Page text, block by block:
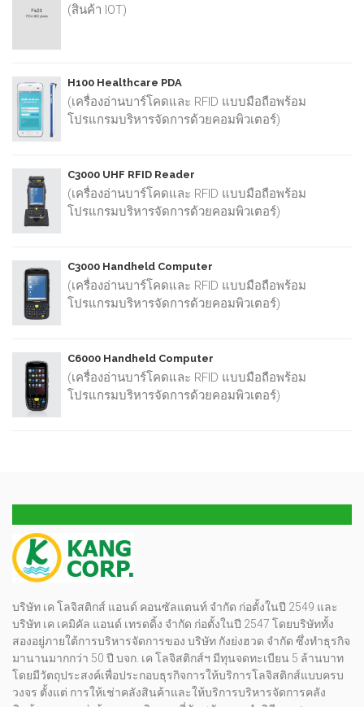
(สินค้า IOT)
H100 Healthcare PDA
(เครื่องอ่านบาร์โคดและ RFID แบบมือถือพร้อม
โปรแกรมบริหารจัดการด้วยคอมพิวเตอร์)
C3000 UHF RFID Reader
(เครื่องอ่านบาร์โคดและ RFID แบบมือถือพร้อม
โปรแกรมบริหารจัดการด้วยคอมพิวเตอร์)
C3000 Handheld Computer
(เครื่องอ่านบาร์โคดและ RFID แบบมือถือพร้อม
โปรแกรมบริหารจัดการด้วยคอมพิวเตอร์)
C6000 Handheld Computer
(เครื่องอ่านบาร์โคดและ RFID แบบมือถือพร้อม
โปรแกรมบริหารจัดการด้วยคอมพิวเตอร์)
บริษัท เค โลจิสติกส์ แอนด์ คอนซัลแตนท์ จำกัด ก่อตั้งในปี 2549 และ
บริษัท เค เคมิคัล แอนด์ เทรดดิ้ง จำกัด ก่อตั้งในปี 2547 โดยบริษัททั้ง
สองอยู่ภายใต้การบริหารจัดการของ บริษัท กังย่งฮวด จำกัด ซึ่งทำธุรกิจ
มานานมากกว่า 50 ปี บจก. เค โลจิสติกส์ฯ มีทุนจดทะเบียน 5 ล้านบาท
โดยมีวัตถุประสงค์เพื่อประกอบธุรกิจการให้บริการโลจิสติกส์แบบครบ
วงจร ตั้งแต่ การให้เช่าคลังสินค้าและให้บริการบริหารจัดการคลัง